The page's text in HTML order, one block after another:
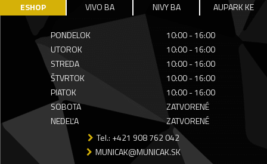
ESHOP VIVO BA NIVY BA AUPARK KE
PONDELOK
10:00 - 16:00
UTOROK
10:00 - 16:00
STREDA
10:00 - 16:00
ŠTVRTOK
10:00 - 16:00
PIATOK
10:00 - 16:00
SOBOTA
ZATVORENÉ
NEDEĽA
ZATVORENÉ
Tel.: +421 908 762 042
MUNICAK@MUNICAK.SK